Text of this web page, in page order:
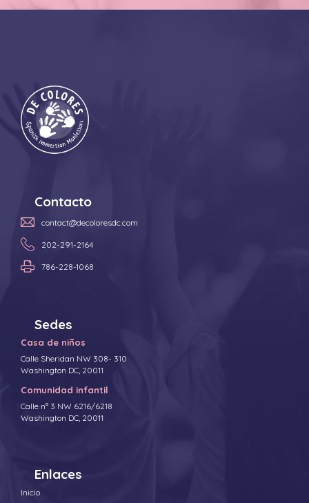
Contacto
contact@decoloresdc.com
202-291-2164
786-228-1068
Sedes
Casa de niños
Calle Sheridan NW 308- 310
Washington DC, 20011
Comunidad infantil
Calle n° 3 NW 6216/6218
Washington DC, 20011
Enlaces
Inicio